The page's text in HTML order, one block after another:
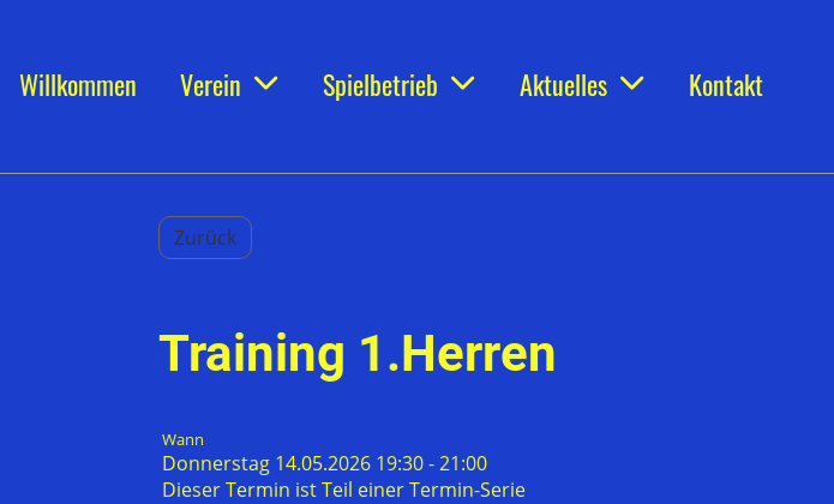
Willkommen Verein Spielbetrieb Aktuelles Kontakt
Zurück
Training 1.Herren
Wann
Donnerstag 14.05.2026 19:30 - 21:00
Dieser Termin ist Teil einerTermin-Serie